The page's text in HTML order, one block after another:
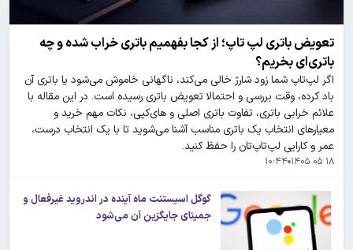
تعویض باتری لپ تاپ؛ از کجا بفهمیم باتری خراب شده و چه
باتری‌ای بخریم؟
اگر لپ‌تاپ شما زود شارژ خالی می‌کند، ناگهانی خاموش می‌شود یا باتری آن
باد کرده، وقت بررسی و احتمالا تعویض باتری رسیده است. در این مقاله با
علائم خرابی باتری، تفاوت باتری اصلی و های‌کپی، نکات مهم خرید و
معیارهای انتخاب یک باتری مناسب آشنا می‌شوید تا با یک انتخاب درست،
عمر و کارایی لپ‌تاپ‌تان را حفظ کنید.
۱۸ ۰۵ ۱۴۰۵ ۱۰:۴۴
گوگل اسیستنت ماه آینده در اندروید غیرفعال و
جمینای جایگزین آن می‌شود